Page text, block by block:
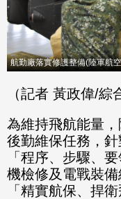
航勤廠落實修護整備(陸軍航
（記者 黃政偉/綜
為維持飛航能量
後勤維保任務，
「程序、步驟、
機檢修及電戰裝
「精實航保、捍